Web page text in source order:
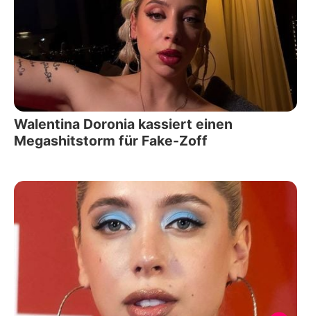
Walentina Doronia kassiert einen
Megashitstorm für Fake-Zoff